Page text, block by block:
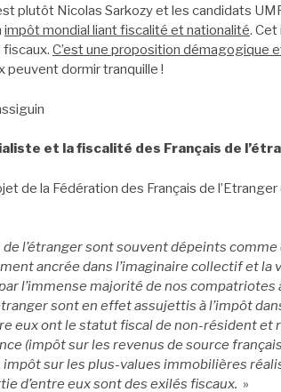
plutôt Nicolas Sarkozy et les candidats
impôt mondial liant fiscalité et nationalité.
fiscaux. C’est une proposition démagogique
peuvent dormir tranquille !
et la fiscalité des Français de
de la Fédération des Français de
de l’étranger sont souvent dépeints
ancrée dans l’imaginaire collectif et
l’immense majorité de nos compatriotes
sont en effet assujettis à l’impôt
eux ont le statut fiscal de non-résident
(impôt sur les revenus de source
sur les plus-values immobilières
d’entre eux sont des exilés fiscaux. »